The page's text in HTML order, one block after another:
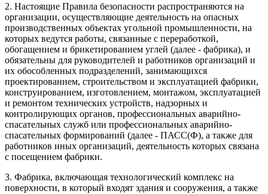
2. Настоящие Правила безопасности распространяются на
организации, осуществляющие деятельность на опасных
производственных объектах угольной промышленности, на
которых ведутся работы, связанные с переработкой,
обогащением и брикетированием углей (далее - фабрика), и
обязательны для руководителей и работников организаций и
их обособленных подразделений, занимающихся
проектированием, строительством и эксплуатацией фабрики,
конструированием, изготовлением, монтажом, эксплуатацией
и ремонтом технических устройств, надзорных и
контролирующих органов, профессиональных аварийно-
спасательных служб или профессиональных аварийно-
спасательных формирований (далее - ПАСС(Ф), а также для
работников иных организаций, деятельность которых связана
с посещением фабрики.
3. Фабрика, включающая технологический комплекс на
поверхности, в который входят здания и сооружения, а также